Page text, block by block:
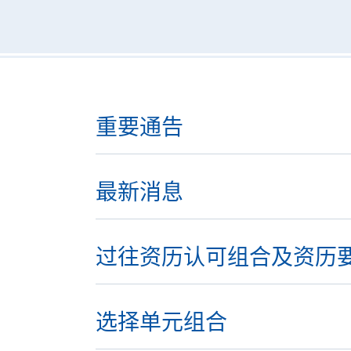
重要通告
最新消息
过往资历认可组合及资历
选择单元组合